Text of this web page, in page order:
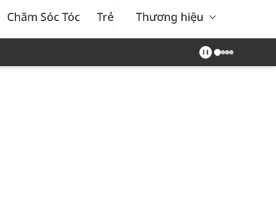
Chăm Sóc Tóc Trẻ Em Nam Giới Chăm Sóc
Thương hiệu